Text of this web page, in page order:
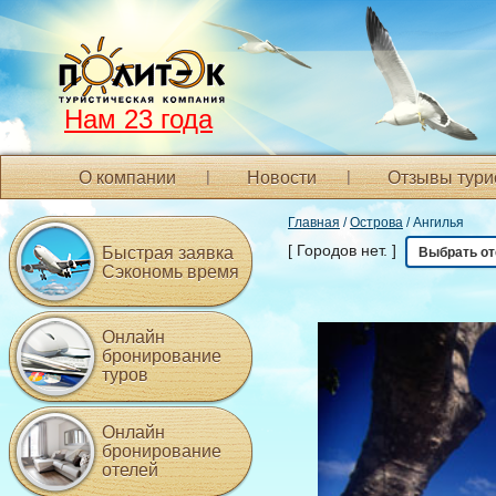
Нам 23 года
О компании Новости Отзывы
Главная /Острова / Ангилья
[ Городов нет. ] Выбрать
Быстрая заявка
Сэкономь время
Онлайн
бронирование
туров
Онлайн
бронирование
отелей